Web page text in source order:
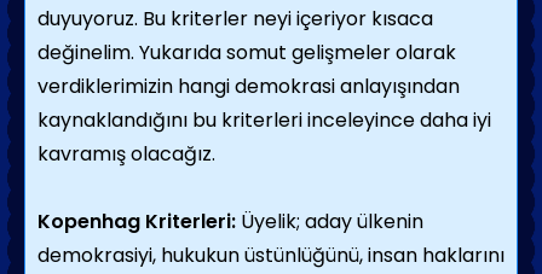
duyuyoruz. Bu kriterler neyi içeriyor kısaca
değinelim. Yukarıda somut gelişmeler olarak
verdiklerimizin hangi demokrasi anlayışından
kaynaklandığını bu kriterleri inceleyince daha iyi
kavramış olacağız.
Kopenhag Kriterleri: Üyelik; aday ülkenin
demokrasiyi, hukukun üstünlüğünü, insan haklarını